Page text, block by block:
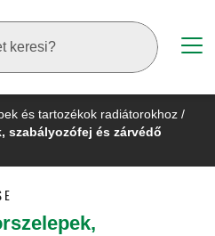
és tartozékok radiátorokhoz /
szabályozófej és zárvédő